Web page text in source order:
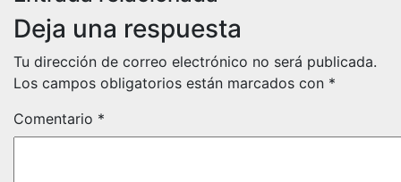
entradas
Deja una respuesta
Tu dirección de correo electrónico no será publicada.
Los campos obligatorios están marcados con *
Comentario *